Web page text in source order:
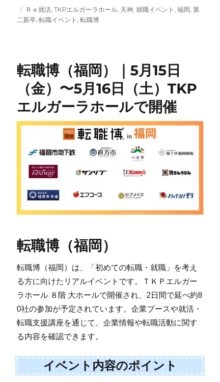
投
稿
タ
グ
Ｒｅ就活,TKPエルガーラホール, 天神, 就職イベント ,福岡,第
二新卒,転職イベント ,転職博
転職博（福岡）｜5月15日
（金）〜5月16日（土）TKP
エルガーラホールで開催
転職博（福岡）
転職博（福岡）は、「初めての転職・就職」を考え
る方に向けたリアルイベントです。ＴＫＰエルガー
ラホール ８階 大ホールで開催され、2日間で延べ約8
0社の参加が予定されています。企業ブースや就活・
転職支援講座を通じて、企業情報や転職活動に関す
る内容を確認できます。
イベント内容のポイント